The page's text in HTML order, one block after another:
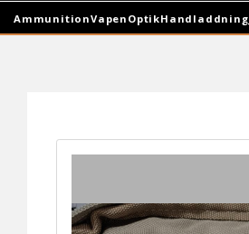
AmmunitionVapen OptikHandladdning